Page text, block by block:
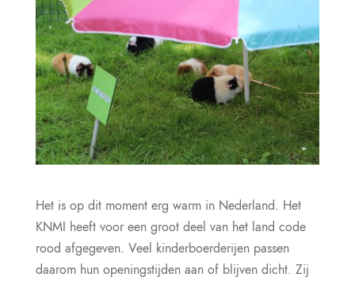
Het is op dit moment erg warm in Nederland. Het
KNMI heeft voor een groot deel van het land code
rood afgegeven. Veel kinderboerderijen passen
daarom hun openingstijden aan of blijven dicht. Zij